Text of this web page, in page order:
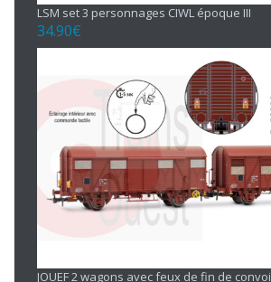
LSM set 3 personnages CIWL époque III
34.90€
JOUEF 2 wagons avec feux de fin de convoi